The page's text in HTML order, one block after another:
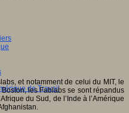
de Travail
et notamment de celui du MIT, le
les Fablabs se sont répandus
du Sud, de l’Inde à l’Amérique